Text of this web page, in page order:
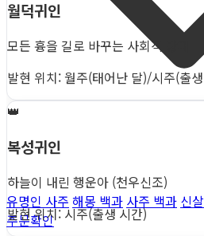
유명인 사주 해몽 백과 사주 백과 신
주문확인
월덕귀인
모든 흉을 길로 바꾸는 사회적 방패
발현 위치: 월주(태어난 달)/시주(출
👑
복성귀인
하늘이 내린 행운아 (천우신조)
발현 위치: 시주(출생 시간)